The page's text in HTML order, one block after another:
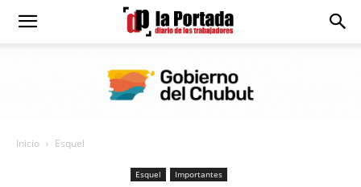
Diario
Inicio Esquel
Esquel Importantes